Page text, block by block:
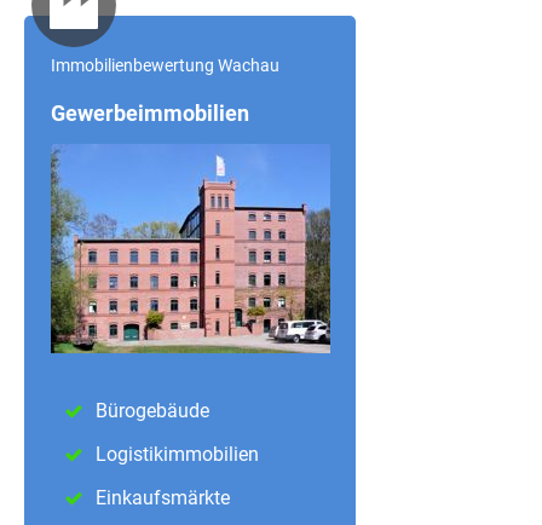
Immobilienbewertung Wachau
Gewerbeimmobilien
Bürogebäude
Logistikimmobilien
Einkaufsmärkte